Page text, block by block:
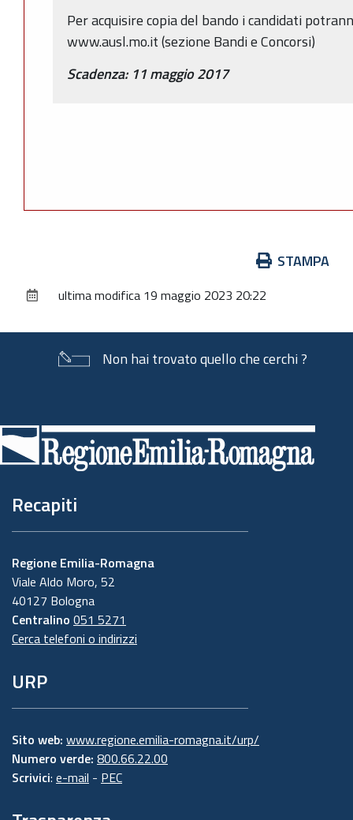
Per acquisire copia del bando i candidati
www.ausl.mo.it (sezione Bandi e Concorsi)
Scadenza: 11 maggio 2017
documento
STAMPA
ultima modifica 19 maggio 2023 20:22
Non hai trovato quello che cerchi ?
di
pagina
Recapiti
Regione Emilia-Romagna
Viale Aldo Moro, 52
40127 Bologna
Centralino 051 5271
Cerca telefoni o indirizzi
URP
Sito web: www.regione.emilia-romagna.it/urp/
Numero verde: 800.66.22.00
Scrivici: e-mail - PEC